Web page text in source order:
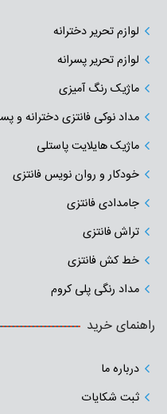
لوازم تحریر دخترانه
لوازم تحریر پسرانه
ماژیک رنگ آمیزی
مداد نوکی فانتزی دخترانه و
ماژیک هایلایت پاستلی
خودکار و روان نویس فانتزی
جامدادی‌ فانتزی
تراش فانتزی
خط کش فانتزی
مداد رنگی پلی کروم
راهنمای خرید
درباره ما
ثبت شکایات